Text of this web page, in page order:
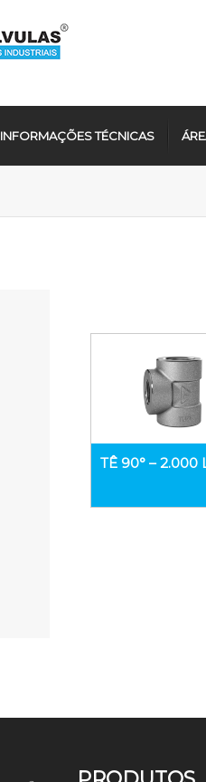
INFORMAÇÕES TÉCNICAS
TÊ 90° – 2.000